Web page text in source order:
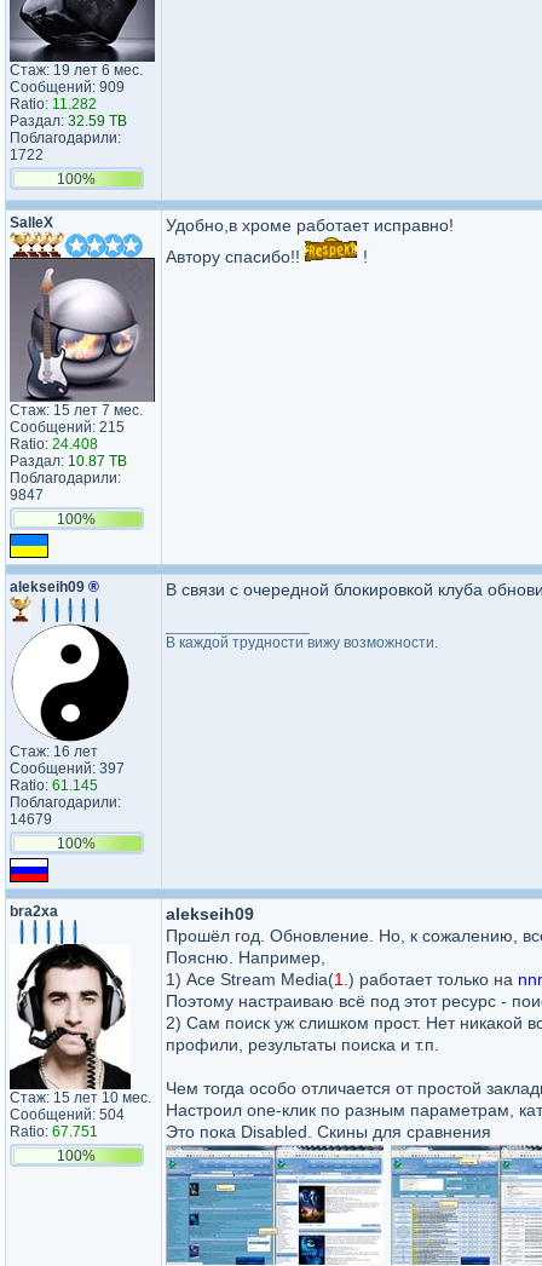
Стаж: 19 лет 6 мес.
Сообщений: 909
Ratio: 11.282
Раздал: 32.59 TB
Поблагодарили:
1722
100%
SalleX
Стаж: 15 лет 7 мес.
Сообщений: 215
Ratio: 24.408
Раздал: 10.87 TB
Поблагодарили:
9847
100%
Удобно,в хроме работает исправно!
Автору спасибо!!
!
alekseih09 ®
Стаж: 16 лет
Сообщений: 397
Ratio: 61.145
Поблагодарили:
14679
100%
В связи с очередной блокировкой клуба
В каждой трудности вижу возможности.
bra2xa
Стаж: 15 лет 10 мес.
Сообщений: 504
Ratio: 67.751
100%
alekseih09
Прошёл год. Обновление. Но, к сожалению,
Поясню. Например,
1) Ace Stream Media(1. ) работает только на
Поэтому настраиваю всё под этот ресурс -
2) Сам поиск уж слишком прост. Нет никакой
профили, результаты поиска и т.п.
Чем тогда особо отличается от простой
Настроил one-клик по разным параметрам,
Это пока Disabled. Скины для сравнения